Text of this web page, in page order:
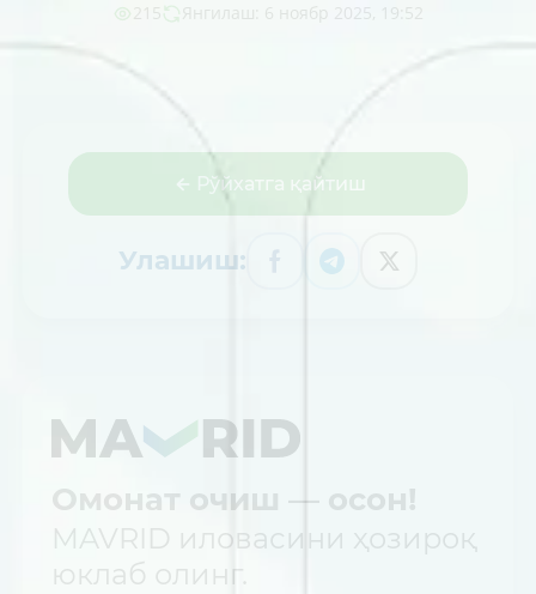
215 Янгилаш: 6 ноябр 2025, 19:52
Рўйхатга қайтиш
Улашиш:
Омонат очиш — осон!
MAVRID иловасини ҳозироқ
юклаб олинг.